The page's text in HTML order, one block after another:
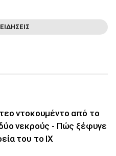
ντοκουμέντο από το
νεκρούς - Πώς ξέφυγε
του το ΙΧ